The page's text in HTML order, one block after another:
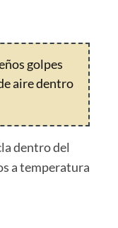
golpes
aire dentro
dentro del
a temperatura